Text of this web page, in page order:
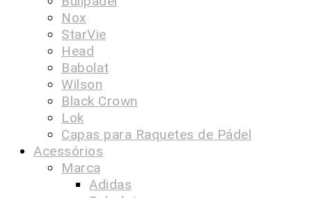
Nox
StarVie
Head
Babolat
Wilson
Black Crown
Lok
Capas para Raquetes de Pádel
Acessórios
Marca
Adidas